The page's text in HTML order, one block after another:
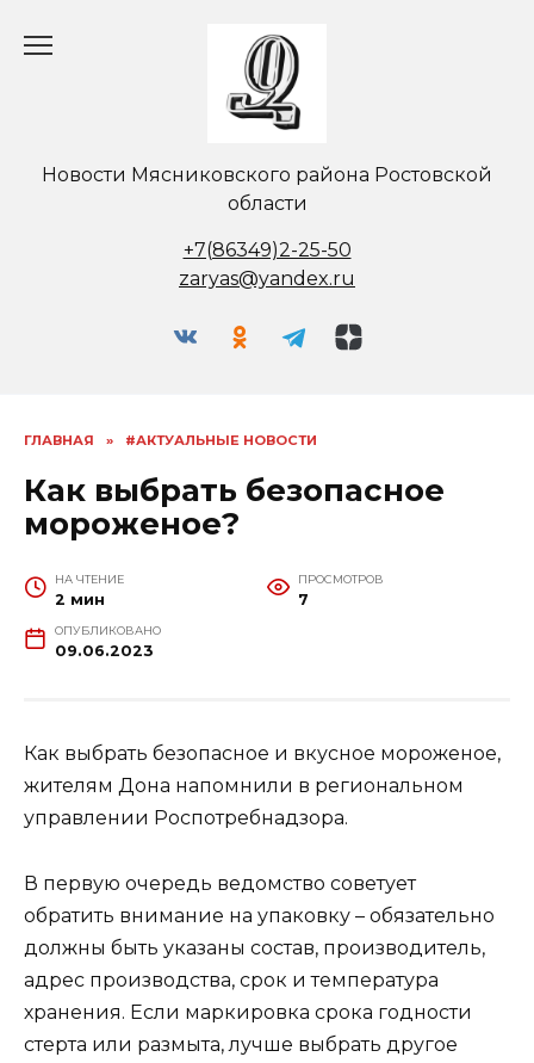
Новости Мясниковского района Ростовской
области
+7(86349)2-25-50
zaryas@yandex.ru
ГЛАВНАЯ » #АКТУАЛЬНЫЕ НОВОСТИ
Как выбрать безопасное
мороженое?
НА ЧТЕНИЕ
2 мин
ПРОСМОТРОВ
7
ОПУБЛИКОВАНО
09.06.2023
Как выбрать безопасное и вкусное мороженое,
жителям Дона напомнили в региональном
управлении Роспотребнадзора.
В первую очередь ведомство советует
обратить внимание на упаковку – обязательно
должны быть указаны состав, производитель,
адрес производства, срок и температура
хранения. Если маркировка срока годности
стерта или размыта, лучше выбрать другое